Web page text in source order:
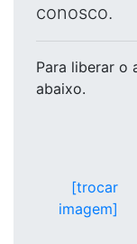
conosco.
Para liberar o
abaixo.
[trocar
imagem]